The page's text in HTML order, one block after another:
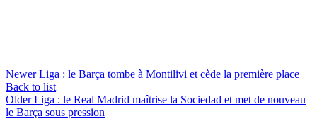
Newer Liga : le Barça tombe à Montilivi et cède la première place
Back to list
Older Liga : le Real Madrid maîtrise la Sociedad et met de nouveau
le Barça sous pression